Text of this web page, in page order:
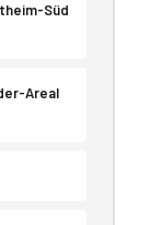
Süd
Areal